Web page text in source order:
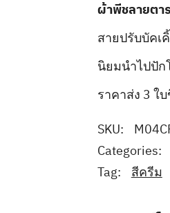
ผ้าพีชลายตา
สายปรับบัคเ
นิยมนำไปปั
ราคาส่ง 3 ใ
SKU:
Categories:
Tag: สีครีม